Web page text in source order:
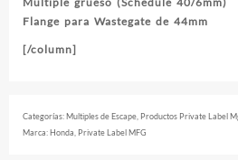
Flange para Wastegate de 44mm
[/column]
Categorías:Multiples de Escape Productos Private Label
Marca:Honda Private Label MFG